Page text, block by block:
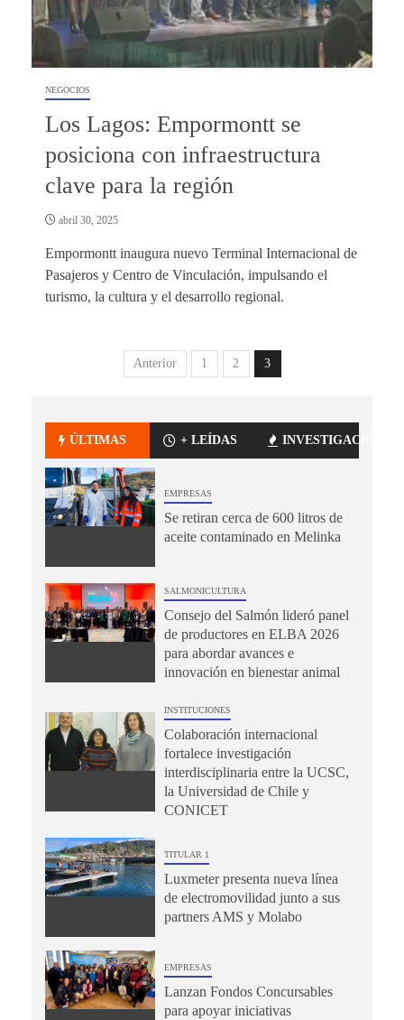
NEGOCIOS
Los Lagos: Empormontt se
posiciona con infraestructura
clave para la región
abril 30, 2025
Empormontt inaugura nuevo Terminal Internacional de
Pasajeros y Centro de Vinculación, impulsando el
turismo, la cultura y el desarrollo regional.
Anterior 1 2 3
ÚLTIMAS + LEÍDAS INVESTIGACIÓN
EMPRESAS
Se retiran cerca de 600 litros de
aceite contaminado en Melinka
SALMONICULTURA
Consejo del Salmón lideró panel
de productores en ELBA 2026
para abordar avances e
innovación en bienestar animal
INSTITUCIONES
Colaboración internacional
fortalece investigación
interdisciplinaria entre la UCSC,
la Universidad de Chile y
CONICET
TITULAR 1
Luxmeter presenta nueva línea
de electromovilidad junto a sus
partners AMS y Molabo
EMPRESAS
Lanzan Fondos Concursables
para apoyar iniciativas